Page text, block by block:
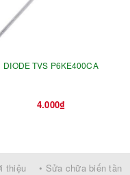
DIODE TVS P6KE400CA
4.000₫
thiệu • Sửa chữa biến tần